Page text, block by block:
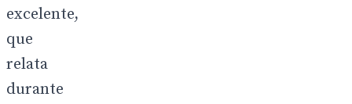
excelente,
que
relata
durante